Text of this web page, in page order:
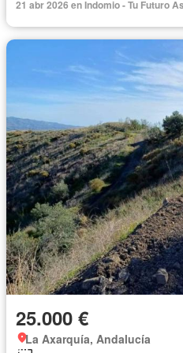
21 abr 2026 en Indomio - Tu Futuro
25.000 €
La Axarquía, Andalucía